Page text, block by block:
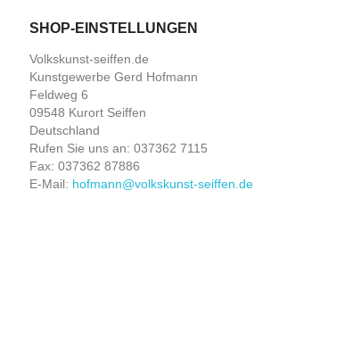
SHOP-EINSTELLUNGEN
Volkskunst-seiffen.de
Kunstgewerbe Gerd Hofmann
Feldweg 6
09548 Kurort Seiffen
Deutschland
Rufen Sie uns an: 037362 7115
Fax: 037362 87886
E-Mail: hofmann@volkskunst-seiffen.de